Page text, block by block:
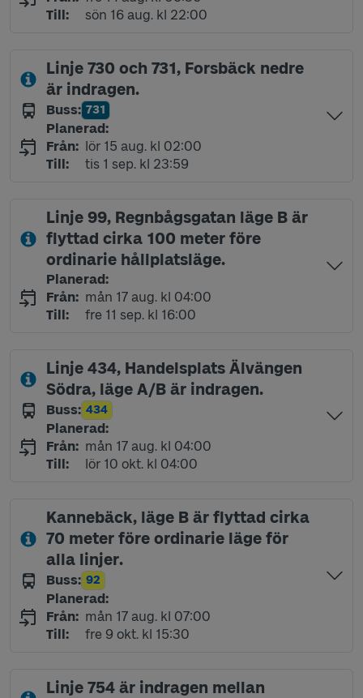
Till: söndag 16 augusti kl 22:00
sön 16 aug. kl 22:00
Linje 730 och 731, Forsbäck nedre
är indragen.
Buss: Linje
731
Planerad:
Från: lördag 15 augusti kl 02:00
lör 15 aug. kl 02:00
Till: tisdag 1 september kl 23:59
tis 1 sep. kl 23:59
Linje 99, Regnbågsgatan läge B är
flyttad cirka 100 meter före
ordinarie hållplatsläge.
Planerad:
Från: måndag 17 augusti kl 04:00
mån 17 aug. kl 04:00
Till: fredag 11 september kl 16:00
fre 11 sep. kl 16:00
Linje 434, Handelsplats Älvängen
Södra, läge A/B är indragen.
Buss: Linje
434
Planerad:
Från: måndag 17 augusti kl 04:00
mån 17 aug. kl 04:00
Till: lördag 10 oktober kl 04:00
lör 10 okt. kl 04:00
Kannebäck, läge B är flyttad cirka
70 meter före ordinarie läge för
alla linjer.
Buss: Linje
92
Planerad:
Från: måndag 17 augusti kl 07:00
mån 17 aug. kl 07:00
Till: fredag 9 oktober kl 15:30
fre 9 okt. kl 15:30
Linje 754 är indragen mellan